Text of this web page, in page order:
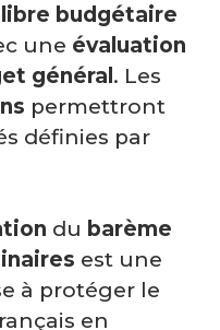
budgétaire
une évaluation
général . Les
permettront
définies par
du barème
est une
à protéger le
en